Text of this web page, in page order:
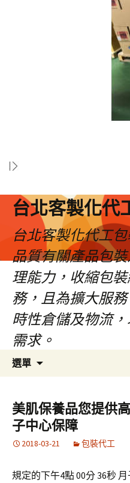
台北客製化代
台北客製化代工
品質有關產品包
理能力，收縮包
務，且為擴大服
時性倉儲及物流
需求。
選單
容
區
美肌保養品您提供
子中心保障
2018-03-21 包裝代工
規定的下午4點 00分 36秒